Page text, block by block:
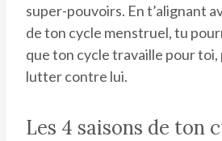
super-pouvoirs. En t’alignant
de ton cycle menstruel, tu
que ton cycle travaille pour
lutter contre lui.
Les 4 saisons de ton